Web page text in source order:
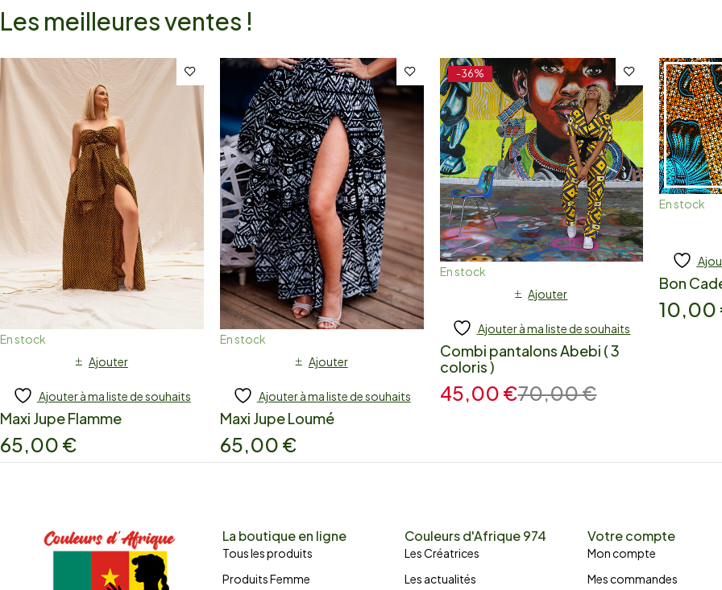
Les meilleures ventes !
En stock
Ajouter
Ajouter à ma liste de souhaits
Maxi Jupe Flamme
65,00 €
En stock
Ajouter
Ajouter à ma liste de souhaits
Maxi Jupe Loumé
65,00 €
-36%
En stock
Ajouter
Ajouter à ma liste de souhaits
Combi pantalons Abebi ( 3
coloris )
70,00€
45,00 €
En stock
Bon
10,00
La boutique en ligne
Tous les produits
Produits Femme
Couleurs d'Afrique 974
Les Créatrices
Les actualités
Votre compte
Mon compte
Mes commandes